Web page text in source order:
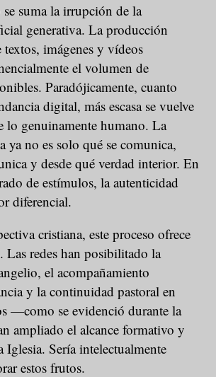
se suma la irrupción de la
generativa. La producción
textos, imágenes y vídeos
el volumen de
Paradójicamente, cuanto
digital, más escasa se vuelve
lo genuinamente humano. La
ya no es solo qué se comunica,
y desde qué verdad interior. En
de estímulos, la autenticidad
diferencial.
cristiana, este proceso ofrece
Las redes han posibilitado la
el acompañamiento
y la continuidad pastoral en
—como se evidenció durante la
ampliado el alcance formativo y
Iglesia. Sería intelectualmente
estos frutos.